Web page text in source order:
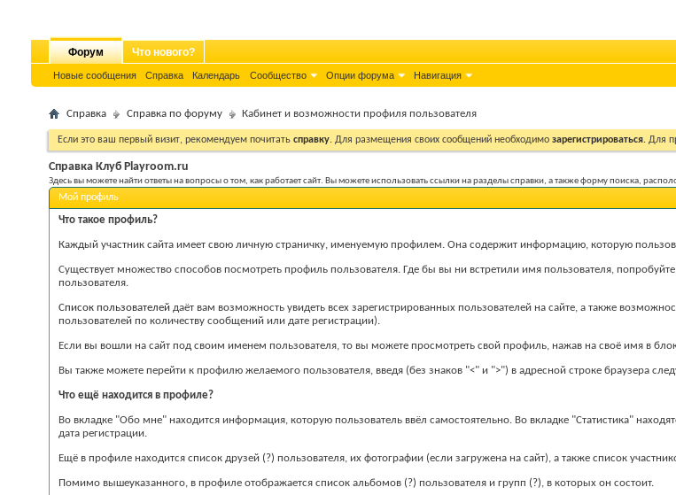
Форум
Новые сообщения Справка Календарь Сообщество Опции форума Навигация
Что нового?
Справка Справка по форуму Кабинет и возможности профиля пользователя
Если это ваш первый визит, рекомендуем почитать справку. Для размещения своих сообщений необходимо зарегистрироваться. Для
Справка Клуб Playroom.ru
Здесь вы можете найти ответы на вопросы о том, как работает сайт. Вы можете использовать ссылки на разделы справки, а также форму поиска,
Мой профиль
Что такое профиль?
Каждый участник сайта имеет свою личную страничку, именуемую профилем. Она содержит информацию, которую
Существует множество способов посмотреть профиль пользователя. Где бы вы ни встретили имя пользователя,
пользователя.
Список пользователей даёт вам возможность увидеть всех зарегистрированных пользователей на сайте, а также
пользователей по количеству сообщений или дате регистрации).
Если вы вошли на сайт под своим именем пользователя, то вы можете просмотреть свой профиль, нажав на своё имя в
Вы также можете перейти к профилю желаемого пользователя, введя (без знаков "<" и ">") в адресной строке браузера
Что ещё находится в профиле?
Во вкладке "Обо мне" находится информация, которую пользователь ввёл самостоятельно. Во вкладке "Статистика"
дата регистрации.
Ещё в профиле находится список друзей (?) пользователя, их фотографии (если загружена на сайт), а также список
Помимо вышеуказанного, в профиле отображается список альбомов (?) пользователя и групп (?), в которых он состоит.